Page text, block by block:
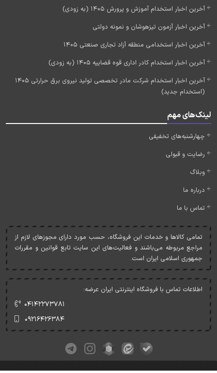
آخرین اخبار استخدام آموزش و پرورش 1405 (به زودی)
آخرین اخبار آزمون تیزهوشان و نمونه دولتی
آخرین اخبار استخدامی منطقه آزاد تجاری صنعتی 1405
آخرین اخبار استخدام کادر اداری قوه قضاییه 1405 (به زودی)
آخرین اخبار استخدام شرکت مادر تخصصی تولید نیروی برق حرارتی 1405
(استخدام جدید)
لینک‌های مهم
چهارشنبه‌های تخفیفی
رضایت و قبولی
وبلاگ
درباره ما
تماس با ما
تمامی کالاها و خدمات اين فروشگاه، حسب مورد دارای مجوزهای لازم از
مراجع مربوطه می‌باشند و فعاليت‌های اين سايت تابع قوانين و مقررات
جمهوری اسلامی ايران است.
اطلاعات تماس با فروشگاه اینترنتی ایران عرضه:
۰۴۱۴۲۲۷۳۷۸۱
۰۹۲۱۶۴۲۶۳۸۴